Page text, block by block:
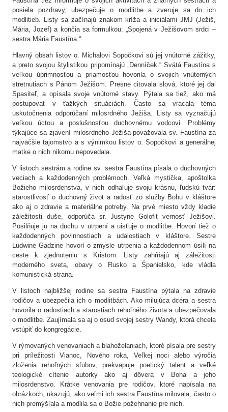
posiela pozdravy, ubezpečuje o modlitbe a zveruje sa do ich
modlitieb. Listy sa začínajú znakom kríža a iniciálami JMJ (Ježiš,
Mária, Jozef) a končia sa formulkou: „Spojená v Ježišovom srdci –
sestra Mária Faustína.“
Hlavný obsah listov o. Michalovi Sopočkovi sú jej vnútorné zážitky,
a preto svojou štylistikou pripomínajú „Denníček.“ Svätá Faustína s
veľkou úprimnosťou a priamosťou hovorila o svojich vnútorných
stretnutiach s Pánom Ježišom. Presne citovala slová, ktoré jej dal
Spasiteľ, a opísala svoje vnútorné stavy. Pýtala sa tiež, ako má
postupovať v ťažkých situáciách. Často sa vracala téma
uskutočnenia odporúčaní milosrdného Ježiša. Listy sa vyznačujú
veľkou úctou a poslušnosťou duchovnému vodcovi. Problémy
týkajúce sa zjavení milosrdného Ježiša považovala sv. Faustína za
najväčšie tajomstvo a s výnimkou listov o. Sopočkovi a generálnej
matke o nich nikomu nepovedala.
V listoch sestrám a rodine sv. sestra Faustína písala o duchovných
veciach a každodenných problémoch. Veľká mystička, apoštolka
Božieho milosrdenstva, v nich odhaľuje svoju krásnu, ľudskú tvár:
starostlivosť o duchovný život a radosť zo služby Bohu v kláštore
ako aj o zdravie a materiálne potreby. Na prvé miesto vždy kladie
záležitosti duše, odporúča sr. Justyne Golofit vernosť Ježišovi.
Posilňuje ju na duchu v utrpení a uisťuje o modlitbe. Hovorí tiež o
každodenných povinnostiach a udalostiach v kláštore. Sestre
Ludwine Gadzine hovorí o zmysle utrpenia a každodennom úsilí na
ceste k zjednoteniu s Kristom. Listy zahŕňajú aj záležitosti
moderného sveta, obavy o Rusko a Španielsko, kde vládla
komunistická strana.
V listoch najbližšej rodine sa sestra Faustína pýtala na zdravie
rodičov a ubezpečila ich o modlitbách. Ako milujúca dcéra a sestra
hovorila o radostiach a starostiach rehoľného života a ubezpečovala
o modlitbe. Zaujímala sa aj o osud svojej sestry Wandy, ktorá chcela
vstúpiť do kongregácie.
V rýmovaných venovaniach a blahoželaniach, ktoré písala pre sestry
pri príležitosti Vianoc, Nového roka, Veľkej noci alebo výročia
zloženia rehoľných sľubov, prekvapuje poetický talent a veľké
teologické cítenie autorky ako aj dôvera v Boha a jeho
milosrdenstvo. Krátke venovania pre rodičov, ktoré napísala na
obrázkoch, ukazujú, ako veľmi ich sestra Faustína milovala, často o
nich premýšľala a modlila sa o Božie požehnanie pre nich.